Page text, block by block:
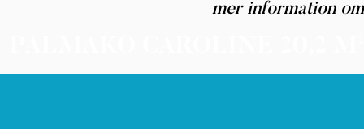
mer information om